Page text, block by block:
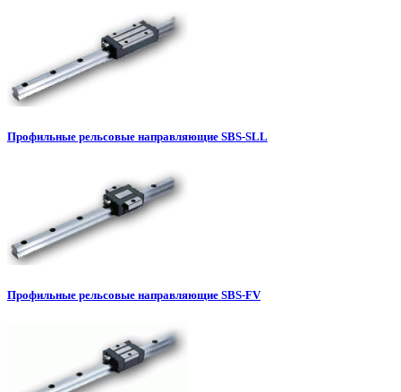
Профильные рельсовые направляющие SBS-SLL
Профильные рельсовые направляющие SBS-FV